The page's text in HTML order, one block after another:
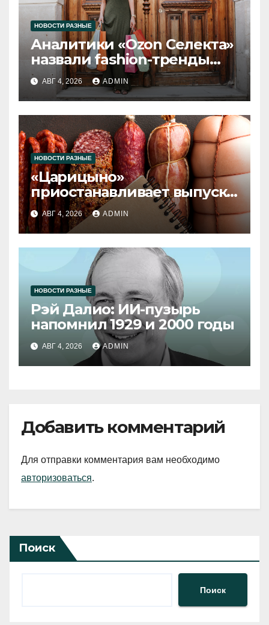
НОВОСТИ РАЗНЫЕ
Аналитики «Ozon Селекта»
назвали fashion-тренды
2026 года
АВГ 4, 2026 ADMIN
НОВОСТИ РАЗНЫЕ
«Царицыно»
приостанавливает выпуск
продукции
АВГ 4, 2026 ADMIN
НОВОСТИ РАЗНЫЕ
Рэй Далио: ИИ-пузырь
напомнил 1929 и 2000 годы
АВГ 4, 2026 ADMIN
Добавить комментарий
Для отправки комментария вам необходимо
авторизоваться.
Поиск
Поиск